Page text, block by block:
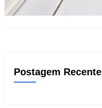
Postagem Recente